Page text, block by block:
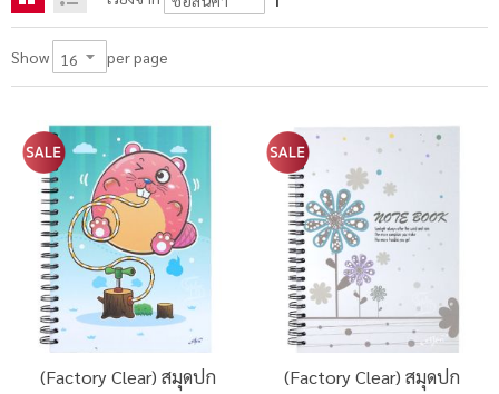
Show per page
(Factory Clear) สมุดปก
(Factory Clear) สมุดปก